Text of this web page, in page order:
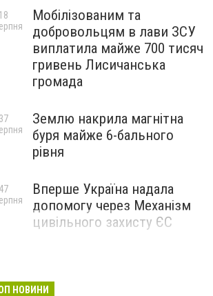
Мобілізованим та
добровольцям в лави ЗСУ
виплатила майже 700 тисяч
гривень Лисичанська
громада
Землю накрила магнітна
буря майже 6-бального
рівня
Вперше Україна надала
допомогу через Механізм
цивільного захисту ЄС
НОВИНИ